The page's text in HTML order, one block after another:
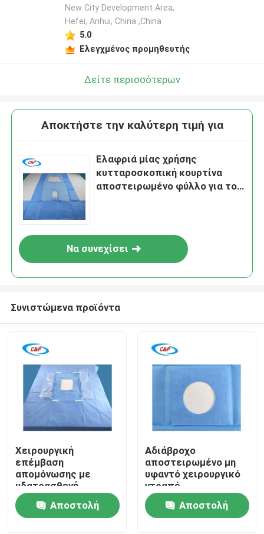
Σπίτι
Προϊόντα
New City Development Area,
Hefei, Anhui, China ,China
5.0
Ελεγχμένος προμηθευτής
Δείτε περισσότερων
Αποκτήστε την καλύτερη τιμή για
Ελαφριά μίας χρήσης
κυτταροσκοπική κουρτίνα
αποστειρωμένο φύλλο για το
Να συνεχίσει
Συνιστώμενα προϊόντα
Χειρουργική
επέμβαση
απομόνωσης με
υδατοασθενή
λαπαροσκόπηση μίας
χρήσης Αποστολή
Αδιάβροχο
αποστειρωμένο μη
υφαντό χειρουργικό
ντραπέ
Νοσοκομειακής
χειρουργικής
επέμβασης μιας
Αποστολή